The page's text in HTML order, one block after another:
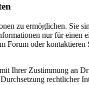
zu ermöglichen. Sie
nur für
Forum oder
Ihrer Zustimmung an
rechtlicher